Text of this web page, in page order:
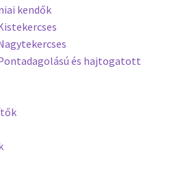
kendők
és hajtogatott